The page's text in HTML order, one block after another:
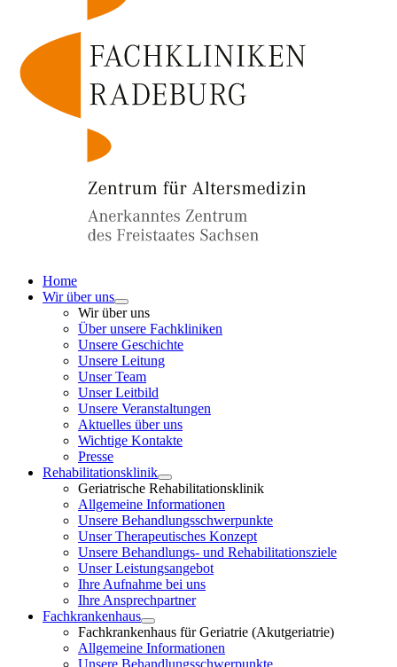
Home
Wir über uns
Wir über uns
Über unsere Fachkliniken
Unsere Geschichte
Unsere Leitung
Unser Team
Unser Leitbild
Unsere Veranstaltungen
Aktuelles über uns
Wichtige Kontakte
Presse
Rehabilitationsklinik
Geriatrische Rehabilitationsklinik
Allgemeine Informationen
Unsere Behandlungsschwerpunkte
Unser Therapeutisches Konzept
Unsere Behandlungs- und Rehabilitationsziele
Unser Leistungsangebot
Ihre Aufnahme bei uns
Ihre Ansprechpartner
Fachkrankenhaus
Fachkrankenhaus für Geriatrie (Akutgeriatrie)
Allgemeine Informationen
Unsere Behandlungsschwerpunkte